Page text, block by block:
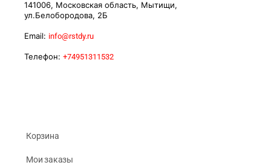
141006, Московская область, Мытищи,
ул.Белобородова, 2Б
Email: info@rstdy.ru
Телефон: +74951311532
Корзина
Мои заказы